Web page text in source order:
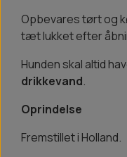
Opbevares tørt og
tæt lukket efter
Hunden skal altid
drikkevand.
Oprindelse
Fremstillet i Holland.